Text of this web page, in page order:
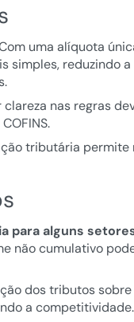
uma alíquota
simples, reduzindo
nas regras
tributária permite
para alguns
não cumulativo
dos tributos
a competitividade.